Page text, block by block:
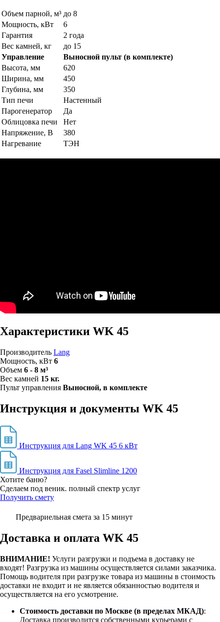
Объем парной, м³ до 8
Мощность, кВт
6
Гарантия
2 года
Вес камней, кг
до 15
Управление
Выносной пульт (в комплекте)
Высота, мм
620
Ширина, мм
450
Глубина, мм
350
Тип печи
Настенный
Парогенератор
Да
Облицовка печи
Нет
Напряжение, В
380
Нагревание
ТЭН
Характеристики WK 45
Производитель Lang
Мощность, кВт 6
Объем 6 - 8 м³
Вес камней 15 кг.
Пульт управления Выносной, в комплекте
Инструкция и документы WK 45
Инструкция для Lang WK 45 6 кВт
Инструкция для Fasel Slimline 1200
Хотите баню?
Сделаем под веник. полный спектр услуг
Получить смету
Предвариельная смета за 15 минут
Доставка и оплата WK 45
ВНИМАНИЕ! Услуги разгрузки и подъема в доставку не
входят! Разгрузка из машины осуществляется силами заказчика.
Помощь водителя при разгрузке товара из машины в стоимость
доставки не входит и не является обязанностью водителя и
осуществляется на его усмотрение.
Стоимость доставки по Москве (в пределах МКАД):
Доставка производится собственными курьерами с